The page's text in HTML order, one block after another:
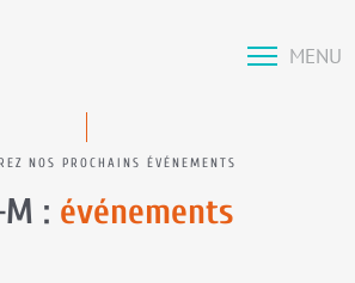
MENU
NOS PROCHAINS ÉVÉNEMENTS
M : événements